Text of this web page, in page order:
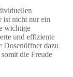
ist nicht nur ein
wichtige
und effiziente
Dosenöffner dazu
die Freude